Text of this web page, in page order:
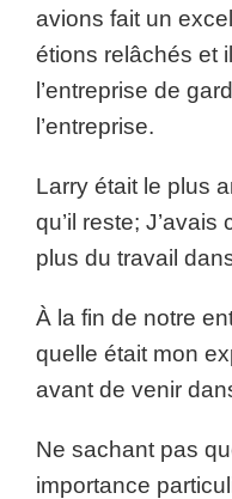
avions fait un
étions relâchés et
l’entreprise de
l’entreprise.
Larry était le plus
qu’il reste; J’avais
plus du travail
À la fin de notre
quelle était mon
avant de venir
Ne sachant pas
importance